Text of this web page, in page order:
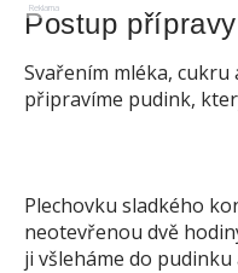
Reklama
Postup přípravy
Svařením mléka,
připravíme pudink,
Plechovku sladkého
neotevřenou dvě
ji všleháme do